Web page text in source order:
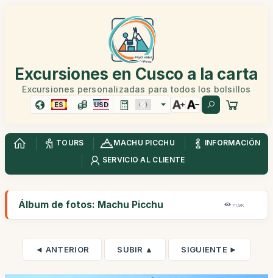
Excursiones en Cusco a la carta
Excursiones personalizadas para todos los bolsillos
ES USD
TOURS MACHU PICCHU
INFORMACIÓN
SERVICIO AL CLIENTE
Álbum de fotos: Machu Picchu 71,9K
◄ ANTERIOR SUBIR ▲ SIGUIENTE ►